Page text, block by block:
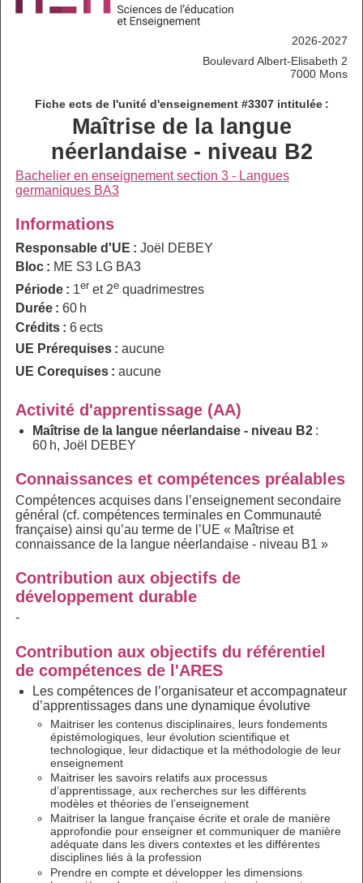
2026-2027
Boulevard Albert-Elisabeth 2
7000 Mons
Fiche ects de l'unité d'enseignement #3307 intitulée :
Maîtrise de la langue
néerlandaise - niveau B2
Bachelier en enseignement section 3 - Langues
germaniques BA3
Informations
Responsable d'UE : Joël DEBEY
Bloc : ME S3 LG BA3
Période : 1er et 2equadrimestres
Durée : 60 h
Crédits : 6 ects
UE Prérequises : aucune
UE Corequises : aucune
Activité d'apprentissage (AA)
Maîtrise de la langue néerlandaise - niveau B2 :
60 h, Joël DEBEY
Connaissances et compétences préalables
Compétences acquises dans l’enseignement secondaire
général (cf. compétences terminales en Communauté
française) ainsi qu’au terme de l’UE « Maîtrise et
connaissance de la langue néerlandaise - niveau B1 »
Contribution aux objectifs de
développement durable
-
Contribution aux objectifs du référentiel
de compétences de l'ARES
Les compétences de l’organisateur et accompagnateur
d’apprentissages dans une dynamique évolutive
Maitriser les contenus disciplinaires, leurs fondements
épistémologiques, leur évolution scientifique et
technologique, leur didactique et la méthodologie de leur
enseignement
Maitriser les savoirs relatifs aux processus
d’apprentissage, aux recherches sur les différents
modèles et théories de l’enseignement
Maitriser la langue française écrite et orale de manière
approfondie pour enseigner et communiquer de manière
adéquate dans les divers contextes et les différentes
disciplines liés à la profession
Prendre en compte et développer les dimensions